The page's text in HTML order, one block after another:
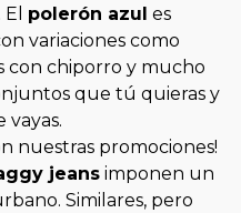
polerón azul es
variaciones como
con chiporro y mucho
que tú quieras y
vayas.
nuestras promociones!
jeans imponen un
Similares, pero